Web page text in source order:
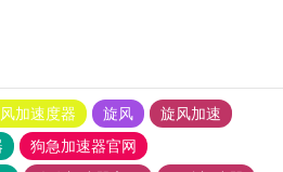
加速度器 旋风
旋风加速
狗急加速器官网